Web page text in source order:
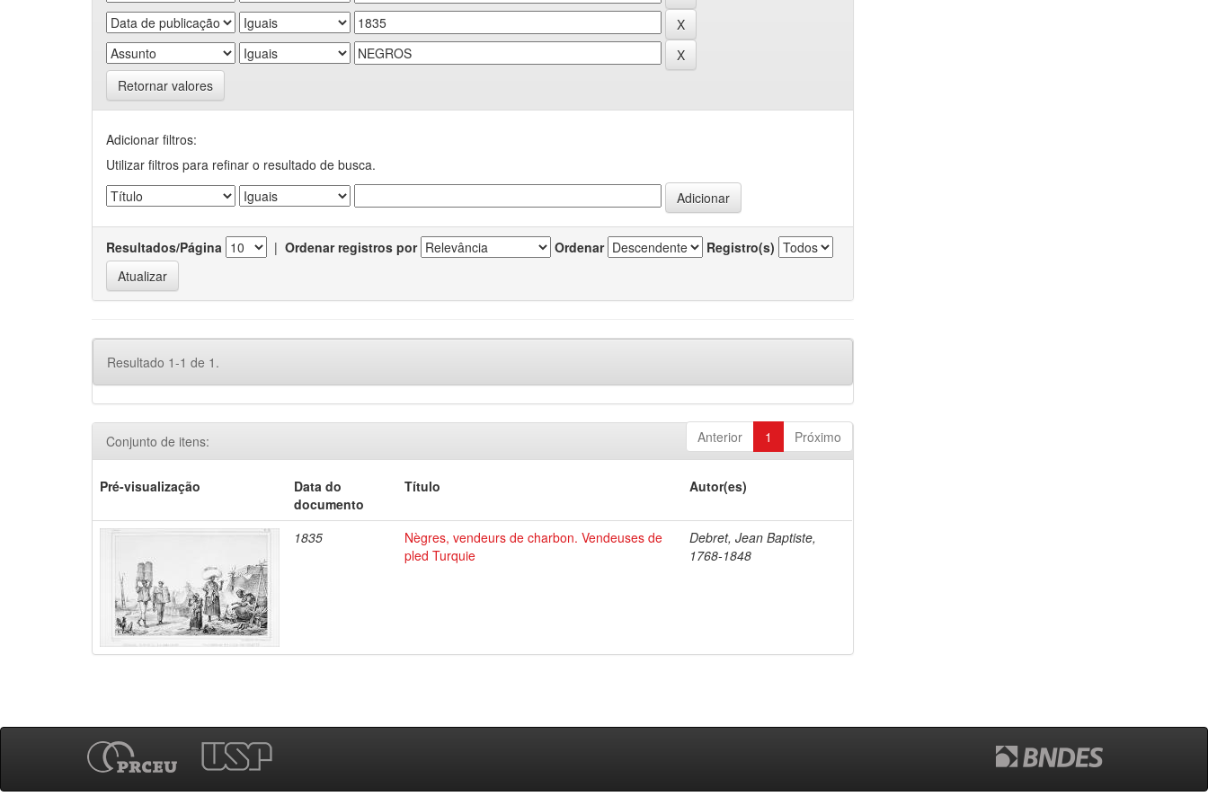
Retornar valores
Adicionar filtros:
Utilizar filtros para refinar o resultado de busca.
Resultados/Página | Ordenar registros por Ordenar Registro(s)
Resultado 1-1 de 1.
Anterior 1 Próximo
Conjunto de itens:
Pré-visualização
Data do
documento
Título Autor(es)
1835
Nègres, vendeurs de charbon. Vendeuses de
pled Turquie
Debret, Jean Baptiste,
1768-1848